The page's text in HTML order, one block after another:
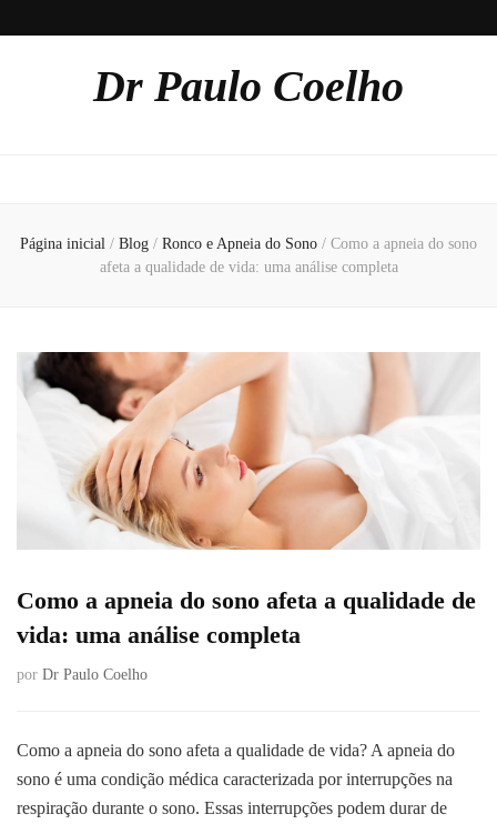
Dr Paulo Coelho
Página inicial / Blog / Ronco e Apneia do Sono / Como a apneia do sono
afeta a qualidade de vida: uma análise completa
Como a apneia do sono afeta a qualidade de
vida: uma análise completa
por Dr Paulo Coelho
Como a apneia do sono afeta a qualidade de vida? A apneia do
sono é uma condição médica caracterizada por interrupções na
respiração durante o sono. Essas interrupções podem durar de